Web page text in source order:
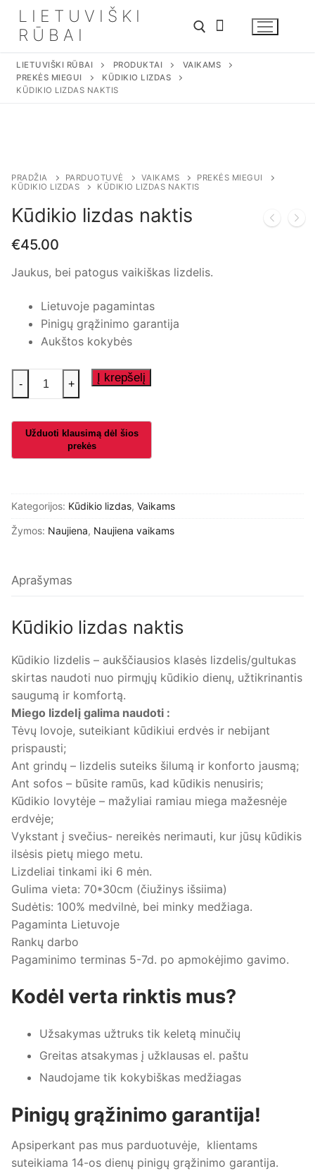
turinio
LIETUVIŠKI
RŪBAI
LIETUVIŠKI RŪBAI PRODUKTAI
VAIKAMS
PREKĖS MIEGUI
KŪDIKIO LIZDAS
KŪDIKIO LIZDAS NAKTIS
PRADŽIA PARDUOTUVĖ VAIKAMS
PREKĖS MIEGUI
KŪDIKIO LIZDAS
KŪDIKIO LIZDAS NAKTIS
Kūdikio lizdas naktis
€45.00
Jaukus, bei patogus vaikiškas lizdelis.
Lietuvoje pagamintas
Pinigų grąžinimo garantija
Aukštos kokybės
produkto
kiekis:
lizdas
- + Į krepšelį
Kategorijos: Kūdikio lizdas, Vaikams
Žymos: Naujiena, Naujiena vaikams
Aprašymas
Kūdikio lizdas naktis
Kūdikio lizdelis – aukščiausios klasės lizdelis/gultukas
skirtas naudoti nuo pirmųjų kūdikio dienų, užtikrinantis
saugumą ir komfortą.
Miego lizdelį galima naudoti :
Tėvų lovoje, suteikiant kūdikiui erdvės ir nebijant
prispausti;
Ant grindų – lizdelis suteiks šilumą ir konforto jausmą;
Ant sofos – būsite ramūs, kad kūdikis nenusiris;
Kūdikio lovytėje – mažyliai ramiau miega mažesnėje
erdvėje;
Vykstant į svečius- nereikės nerimauti, kur jūsų kūdikis
ilsėsis pietų miego metu.
Lizdeliai tinkami iki 6 mėn.
Gulima vieta: 70*30cm (čiužinys išsiima)
Sudėtis: 100% medvilnė, bei minky medžiaga.
Pagaminta Lietuvoje
Rankų darbo
Pagaminimo terminas 5-7d. po apmokėjimo gavimo.
Kodėl verta rinktis mus?
Užsakymas užtruks tik keletą minučių
Greitas atsakymas į užklausas el. paštu
Naudojame tik kokybiškas medžiagas
Pinigų grąžinimo garantija!
Apsiperkant pas mus parduotuvėje, klientams
suteikiama 14-os dienų pinigų grąžinimo garantija.